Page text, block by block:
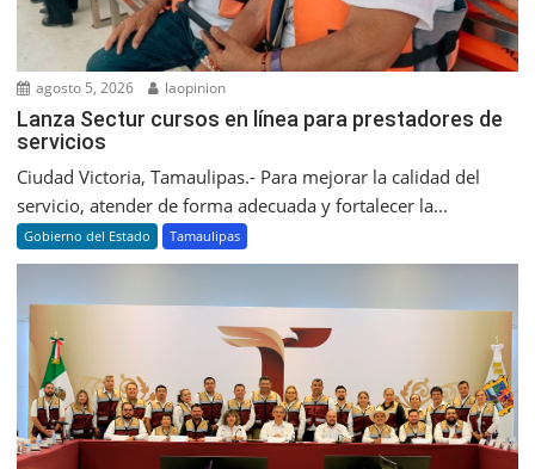
agosto 5, 2026 laopinion
Lanza Sectur cursos en línea para prestadores de
servicios
Ciudad Victoria, Tamaulipas.- Para mejorar la calidad del
servicio, atender de forma adecuada y fortalecer la...
Gobierno del Estado Tamaulipas